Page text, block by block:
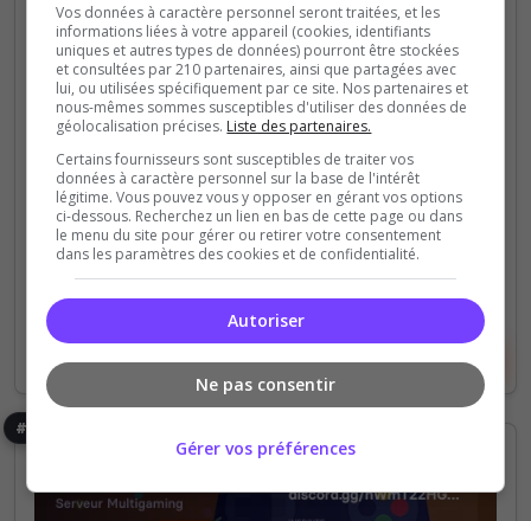
Expert Fun PC PS4 Roleplay
RP écrit
RP vocal
XBOX
Urgence De Marseille Roleplay
https://discord.gg/ymnkRHspS6
0
votes
2
clics
(0)
Voir la fiche Voter
#7
Vos données à caractère personnel seront traitées, et les
informations liées à votre appareil (cookies, identifiants
uniques et autres types de données) pourront être stockées
et consultées par 210 partenaires, ainsi que partagées avec
lui, ou utilisées spécifiquement par ce site. Nos partenaires et
nous-mêmes sommes susceptibles d'utiliser des données de
géolocalisation précises. Liste des partenaires.
Certains fournisseurs sont susceptibles de traiter vos
données à caractère personnel sur la base de l'intérêt
légitime. Vous pouvez vous y opposer en gérant vos options
ci-dessous. Recherchez un lien en bas de cette page ou dans
le menu du site pour gérer ou retirer votre consentement
dans les paramètres des cookies et de confidentialité.
Autoriser
Ne pas consentir
Gérer vos préférences